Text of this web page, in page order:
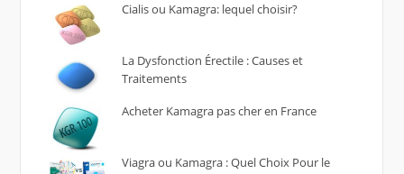
Cialis ou Kamagra: lequel choisir?
La Dysfonction Érectile : Causes et
Traitements
Acheter Kamagra pas cher en France
Viagra ou Kamagra : Quel Choix Pour le